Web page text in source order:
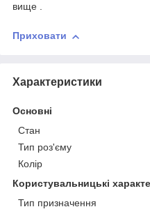
вище .
Приховати
Характеристики
Основні
Стан
Тип роз'єму
Колір
Користувальницькі
Тип призначення